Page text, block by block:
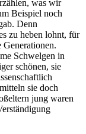
was wir
Beispiel noch
Denn
zu heben lohnt, für
Schwelgen in
schönen, sie
sie doch
jung waren